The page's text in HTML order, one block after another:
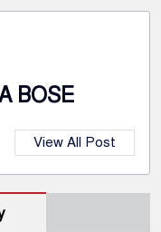
BOSE
View All Post